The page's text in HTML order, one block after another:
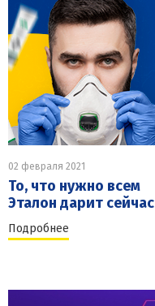
02 февраля 2021
То, что нужно всем
Эталон дарит сейчас
Подробнее